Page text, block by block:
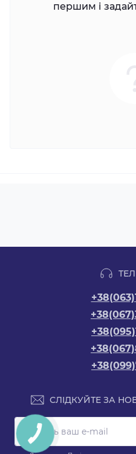
першим і
СЛІДКУЙТЕ ЗА